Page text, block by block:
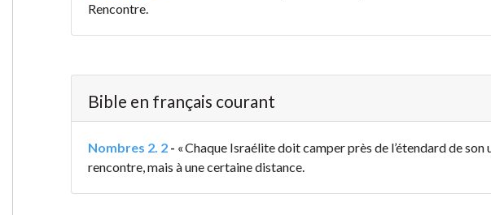
Rencontre.
Bible en français courant
Nombres 2. 2- « Chaque Israélite doit camper près de l’étendard de
rencontre, mais à une certaine distance.